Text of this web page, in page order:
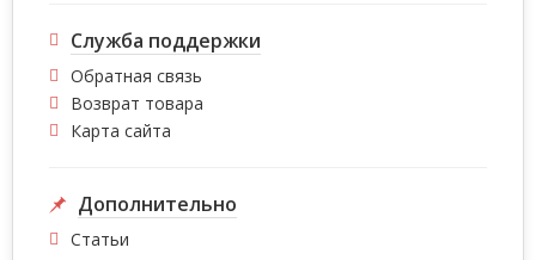
Служба поддержки
Обратная связь
Возврат товара
Карта сайта
Дополнительно
Статьи